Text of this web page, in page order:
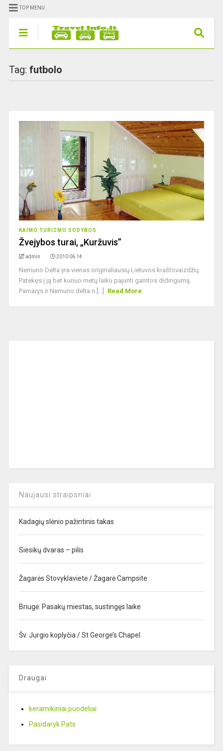
TOP MENU
Tag: futbolo
KAIMO TURIZMO SODYBOS
Žvejybos turai, „Kuržuvis”
admin 2010 06 14
Nemuno Delta yra vienas originaliausių Lietuvos kraštovaizdžių.
Patekęs į ją bet kuriuo metų laiku pajunti gamtos didingumą.
Pamarys ir Nemuno delta n [...]
Read More
Naujausi straipsniai
Kadagių slėnio pažintinis takas
Siesikų dvaras – pilis
Žagarės Stovyklavietė / Žagarė Campsite
Briugė: Pasakų miestas, sustingęs laike
Šv. Jurgio koplyčia / St George’s Chapel
Draugai
keramikiniai puodeliai
Pasidaryk Pats